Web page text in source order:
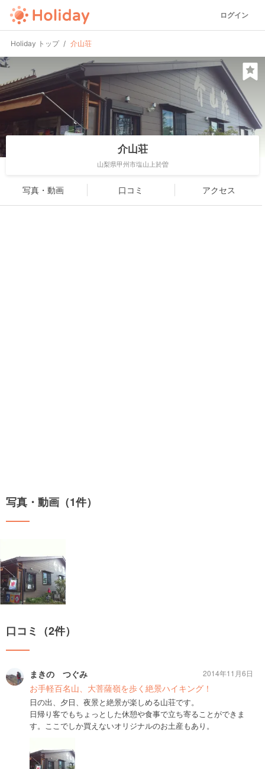
ログイン
Holiday トップ 介山荘
介山荘
山梨県甲州市塩山上於曽
写真・動画 口コミ アクセス
写真・動画（1件）
口コミ（2件）
まきの つぐみ
お手軽百名山、大菩薩嶺を歩く絶景ハイキング！
日の出、夕日、夜景と絶景が楽しめる山荘です。
日帰り客でもちょっとした休憩や食事で立ち寄ることができま
す。ここでしか買えないオリジナルのお土産もあり。
2014年11月6日